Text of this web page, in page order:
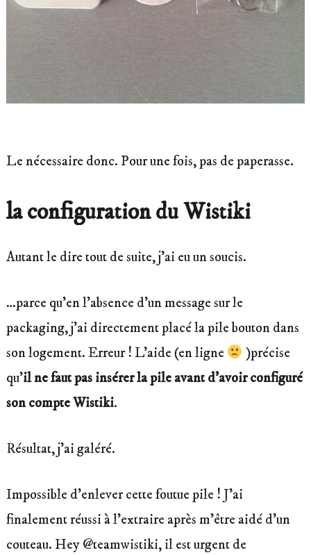
Le nécessaire donc. Pour une fois, pas de paperasse.
la configuration du Wistiki
Autant le dire tout de suite, j’ai eu un soucis.
…parce qu’en l’absence d’un message sur le
packaging, j’ai directement placé la pile bouton dans
son logement. Erreur ! L’aide (en ligne
)précise
qu’il ne faut pas insérer la pile avant d’avoir configuré
son compte Wistiki.
Résultat, j’ai galéré.
Impossible d’enlever cette foutue pile ! J’ai
finalement réussi à l’extraire après m’être aidé d’un
couteau. Hey @teamwistiki, il est urgent de